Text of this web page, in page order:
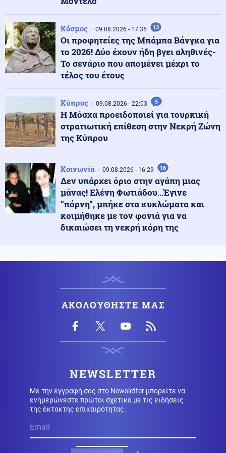
Ελούντα: Στο νοσοκομείο 15χρονος εξαιτίας μέθης σε
γλέντι – Χειροπέδες στον πατέρα
Κοινωνία 10.08.2026 - 11:21
33χρονος εγκλωβίστηκε μόνος του σε βράχο 20
μέτρων στη θάλασσα της Μήλου – Μεγάλη επιχείρηση
Κόσμος 10.08.2026 - 11:16
Νέα ένοπλη επίθεση στην Ταϊλάνδη: Πρώην βουλευτής
άνοιξε πυρ κατά αξιωματούχου
Κοινωνία
Αποζημιώσεις πυρόπληκτων: Ξεκινούν σήμερα οι
αιτήσεις για τις πληγείσες περιοχές – Τα ποσά και τα
δικαιολογητικά
Κόσμος 10.08.2026 - 11:01
Ο Λούκα Γκουαντανίνο θα τιμηθεί για την προσφορά
Πώς αμείβονται οι εργαζόμενοι του Ιδιωτικού για την
Κοινωνία 10.08.2026 - 10:46
πιλότος για την προσγείωση ελικοπτέρου στο
Τρέμει ο Ερντογάν τη νέα «Αυτοκρατορία» Ελλάδας,
Κύπρου, Ισραήλ και Ινδίας κόντρα στο ισλαμ
Πολιτική 10.08.2026 - 10:41
Νίκος Παππάς: Στα 52,5 δισ. ευρώ τα χρέη προς τα
Κόσμος 09.08.2026 - 17:35 13
Οι προφητείες της Μπάμπα Βάνγκα για
το 2026! Δύο έχουν ήδη βγει αληθινές-
Το σενάριο που απομένει μέχρι το
τέλος του έτους
Κύπρος 09.08.2026 - 22:03 5
Η Μόσχα προειδοποιεί για τουρκική
στρατιωτική επίθεση στην Νεκρή Ζώνη
της Κύπρου
Κοινωνία 09.08.2026 - 16:29 16
Δεν υπάρχει όριο στην αγάπη μιας
μάνας! Ελένη Φωτιάδου...Έγινε
“πόρνη”, μπήκε στα κυκλώματα και
κοιμήθηκε με τον φονιά για να
δικαιώσει τη νεκρή κόρη της
ΑΚΟΛΟΥΘΗΣΤΕ ΜΑΣ
NEWSLETTER
Με την εγγραφή σας στο Newsletter μπορείτε να
ενημερώνεστε πρώτοι σχετικά με τις ειδήσεις
της έκτακτης επικαιρότητας.